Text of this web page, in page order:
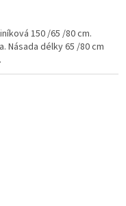
150 /65 /80 cm.
Násada délky 65 /80 cm